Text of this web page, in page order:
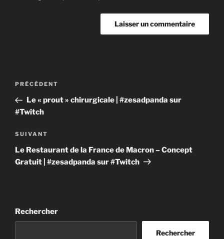
Navigation
l’article
Article
précédent
PRÉCÉDENT
Le « prout » chirurgicale | #zesadpanda sur
#Twitch
Article
suivant
SUIVANT
Le Restaurant de la France de Macron – Concept
Gratuit | #zesadpanda sur #Twitch
Rechercher
Rechercher